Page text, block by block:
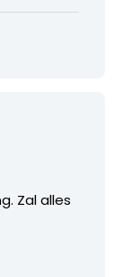
Zal alles